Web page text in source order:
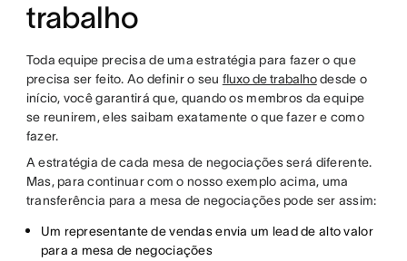
trabalho
Toda equipe precisa de uma estratégia para fazer o que
precisa ser feito. Ao definir o seu fluxo de trabalhodesde o
início, você garantirá que, quando os membros da equipe
se reunirem, eles saibam exatamente o que fazer e como
fazer.
A estratégia de cada mesa de negociações será diferente.
Mas, para continuar com o nosso exemplo acima, uma
transferência para a mesa de negociações pode ser assim:
Um representante de vendas envia um lead de alto valor
para a mesa de negociações